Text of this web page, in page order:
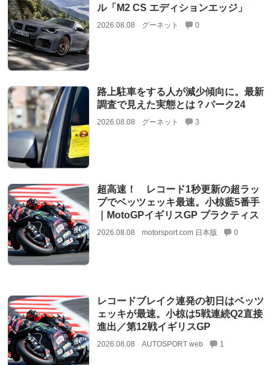
ル「M2 CS エディションエッジ」
2026.08.08 グーネット 0
路上駐車をする人が減少傾向に。最新
調査で見えた実態とは？パーク24
2026.08.08 グーネット 3
超高速！ レコード1秒更新の超ラッ
プでベッツェッキ最速。小椋藍5番手
｜MotoGPイギリスGP プラクティス
2026.08.08 motorsport.com 日本版 0
レコードブレイク連発の初日はベッツ
ェッキが最速。小椋は5戦連続Q2直接
進出／第12戦イギリスGP
2026.08.08 AUTOSPORT web 1